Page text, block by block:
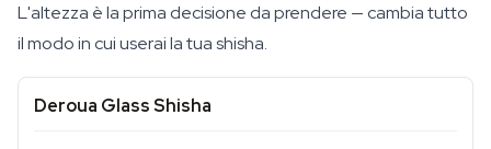
L'altezza è la prima decisione da prendere — cambia tutto
il modo in cui userai la tua shisha.
Deroua Glass Shisha